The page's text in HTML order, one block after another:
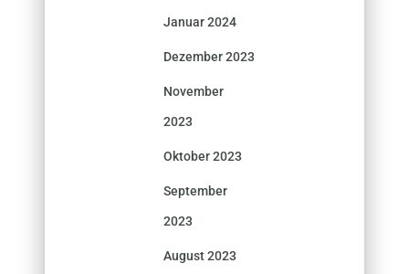
Januar 2024
Dezember 2023
November
2023
Oktober 2023
September
2023
August 2023